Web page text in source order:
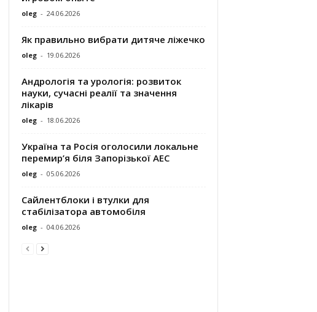
oleg - 24.06.2026
Як правильно вибрати дитяче ліжечко
oleg - 19.06.2026
Андрологія та урологія: розвиток
науки, сучасні реалії та значення
лікарів
oleg - 18.06.2026
Україна та Росія оголосили локальне
перемир’я біля Запорізької АЕС
oleg - 05.06.2026
Сайлентблоки і втулки для
стабілізатора автомобіля
oleg - 04.06.2026